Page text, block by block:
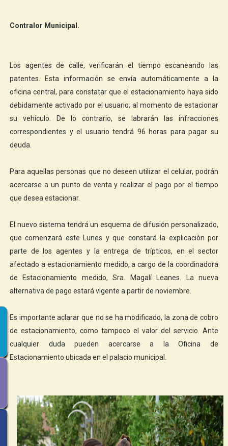
Contralor Municipal.
Los agentes de calle, verificarán el tiempo escaneando las
patentes. Esta información se envía automáticamente a la
oficina central, para constatar que el estacionamiento haya sido
debidamente activado por el usuario, al momento de estacionar
su vehículo. De lo contrario, se labrarán las infracciones
correspondientes y el usuario tendrá 96 horas para pagar su
deuda.
Para aquellas personas que no deseen utilizar el celular, podrán
acercarse a un punto de venta y realizar el pago por el tiempo
que desea estacionar.
El nuevo sistema tendrá un esquema de difusión personalizado,
que comenzará este Lunes y que constará la explicación por
parte de los agentes y la entrega de trípticos, en el sector
afectado a estacionamiento medido, a cargo de la coordinadora
de Estacionamiento medido, Sra. Magalí Leanes. La nueva
alternativa de pago estará vigente a partir de noviembre.
Es importante aclarar que no se ha modificado, la zona de cobro
de estacionamiento, como tampoco el valor del servicio. Ante
cualquier duda pueden acercarse a la Oficina de
Estacionamiento ubicada en el palacio municipal.